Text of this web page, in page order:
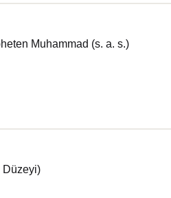
Muhammad (s. a. s.)
Düzeyi)